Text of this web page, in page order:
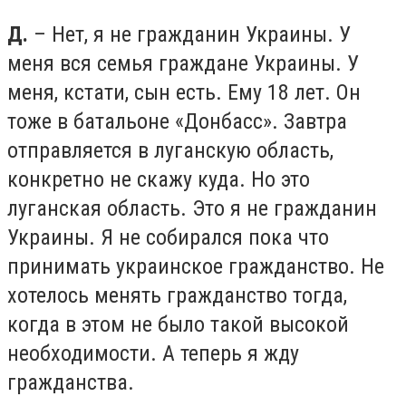
Д. – Нет, я не гражданин Украины. У
меня вся семья граждане Украины. У
меня, кстати, сын есть. Ему 18 лет. Он
тоже в батальоне «Донбасс». Завтра
отправляется в луганскую область,
конкретно не скажу куда. Но это
луганская область. Это я не гражданин
Украины. Я не собирался пока что
принимать украинское гражданство. Не
хотелось менять гражданство тогда,
когда в этом не было такой высокой
необходимости. А теперь я жду
гражданства.